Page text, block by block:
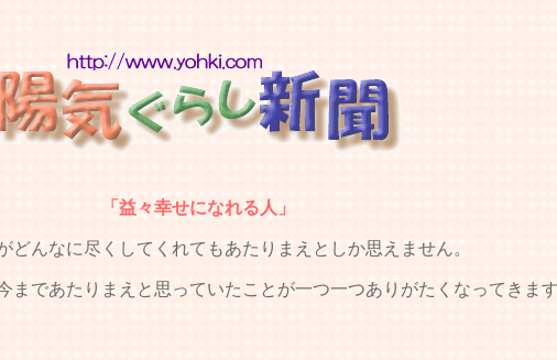
「益々幸せになれる人」
んなに尽くしてくれてもあたりまえとしか思えません。
であたりまえと思っていたことが一つ一つありがたくなってきます